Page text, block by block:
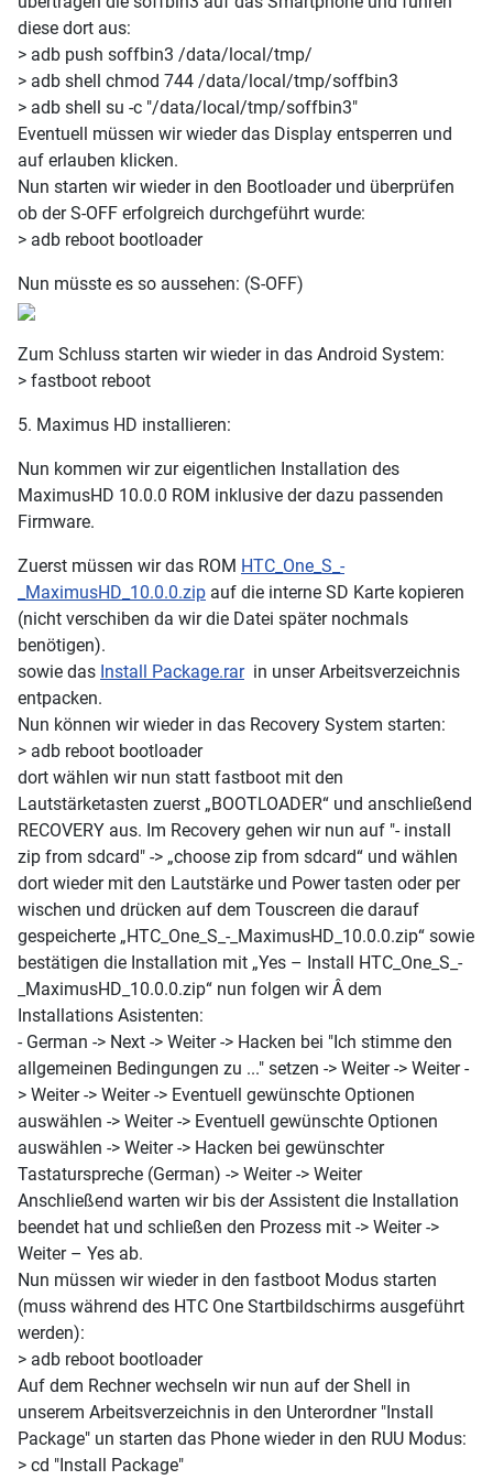
diese dort aus:
> adb push soffbin3 /data/local/tmp/
> adb shell chmod 744 /data/local/tmp/soffbin3
> adb shell su -c "/data/local/tmp/soffbin3"
Eventuell müssen wir wieder das Display entsperren und
auf erlauben klicken.
Nun starten wir wieder in den Bootloader und überprüfen
ob der S-OFF erfolgreich durchgeführt wurde:
> adb reboot bootloader
Nun müsste es so aussehen: (S-OFF)
Zum Schluss starten wir wieder in das Android System:
> fastboot reboot
5. Maximus HD installieren:
Nun kommen wir zur eigentlichen Installation des
MaximusHD 10.0.0 ROM inklusive der dazu passenden
Firmware.
Zuerst müssen wir das ROM HTC_One_S_-
_MaximusHD_10.0.0.zip auf die interne SD Karte kopieren
(nicht verschiben da wir die Datei später nochmals
benötigen).
sowie das Install Package.rarin unser Arbeitsverzeichnis
entpacken.
Nun können wir wieder in das Recovery System starten:
> adb reboot bootloader
dort wählen wir nun statt fastboot mit den
Lautstärketasten zuerst „BOOTLOADER“ und anschließend
RECOVERY aus. Im Recovery gehen wir nun auf "- install
zip from sdcard" -> „choose zip from sdcard“ und wählen
dort wieder mit den Lautstärke und Power tasten oder per
wischen und drücken auf dem Touscreen die darauf
gespeicherte „HTC_One_S_-_MaximusHD_10.0.0.zip“ sowie
bestätigen die Installation mit „Yes – Install HTC_One_S_-
_MaximusHD_10.0.0.zip“ nun folgen wirÂ dem
Installations Asistenten:
- German -> Next -> Weiter -> Hacken bei "Ich stimme den
allgemeinen Bedingungen zu ..." setzen -> Weiter -> Weiter -
> Weiter -> Weiter -> Eventuell gewünschte Optionen
auswählen -> Weiter -> Eventuell gewünschte Optionen
auswählen -> Weiter -> Hacken bei gewünschter
Tastaturspreche (German) -> Weiter -> Weiter
Anschließend warten wir bis der Assistent die Installation
beendet hat und schließen den Prozess mit -> Weiter ->
Weiter – Yes ab.
Nun müssen wir wieder in den fastboot Modus starten
(muss während des HTC One Startbildschirms ausgeführt
werden):
> adb reboot bootloader
Auf dem Rechner wechseln wir nun auf der Shell in
unserem Arbeitsverzeichnis in den Unterordner "Install
Package" un starten das Phone wieder in den RUU Modus:
> cd "Install Package"